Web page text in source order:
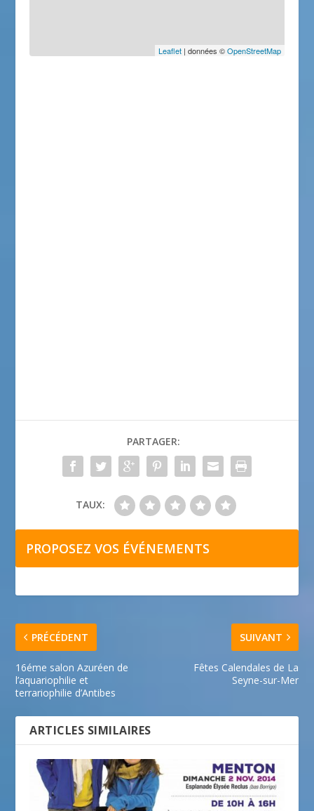
Leaflet| données ©OpenStreetMap
PARTAGER:
TAUX:
PROPOSEZ VOS ÉVÉNEMENTS
PRÉCÉDENT
16éme salon Azuréen de
l’aquariophilie et
terrariophilie d’Antibes
SUIVANT
Fêtes Calendales de La
Seyne-sur-Mer
ARTICLES SIMILAIRES